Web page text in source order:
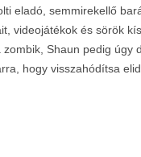
eladó, semmirekellő
videojátékok és sörök
Shaun pedig úgy
hogy visszahódítsa